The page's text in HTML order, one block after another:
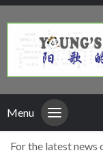
Menu
For the latest news